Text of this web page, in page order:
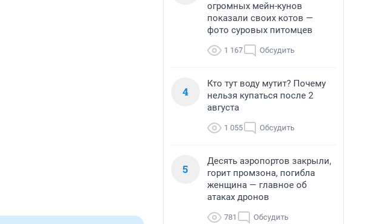
огромных мейн-кунов
показали своих котов —
фото суровых питомцев
1 167 Обсудить
4
Кто тут воду мутит? Почему
нельзя купаться после 2
августа
1 055 Обсудить
5
Десять аэропортов закрыли,
горит промзона, погибла
женщина — главное об
атаках дронов
781 Обсудить